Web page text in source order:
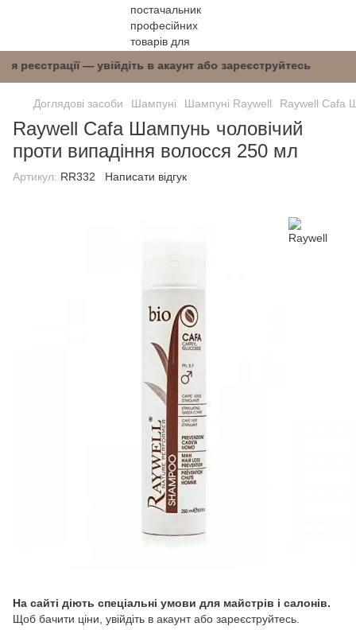
реєстрації — увійдіть в акаунт або
Доглядові засоби Шампуні Шампуні Raywell Raywell Cafa
Raywell Cafa Шампунь чоловічий
проти випадіння волосся 250 мл
Артикул: RR332 Написати відгук
На сайті діють спеціальні умови для майстрів і салонів.
Щоб бачити ціни, увійдіть в акаунт або зареєструйтесь.